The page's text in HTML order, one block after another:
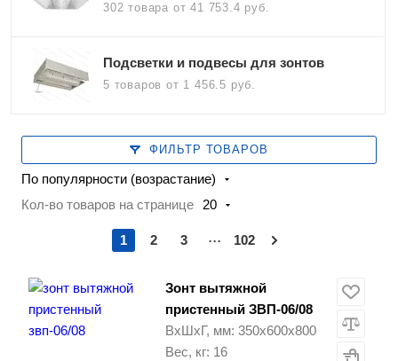
302 товара от 41 753.4 руб.
Подсветки и подвесы для зонтов
5 товаров от 1 456.5 руб.
ФИЛЬТР ТОВАРОВ
По популярности (возрастание)
Кол-во товаров на странице
20
1 2 3 ... 102
Зонт вытяжной
пристенный ЗВП-06/08
ВхШхГ, мм: 350х600х800
Вес, кг: 16